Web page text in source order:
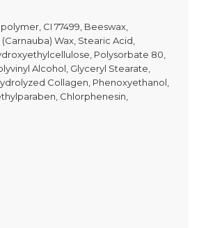
CI 77499, Beeswax,
Wax, Stearic Acid,
Polysorbate 80,
Alcohol, Glyceryl Stearate,
Collagen, Phenoxyethanol,
Chlorphenesin,